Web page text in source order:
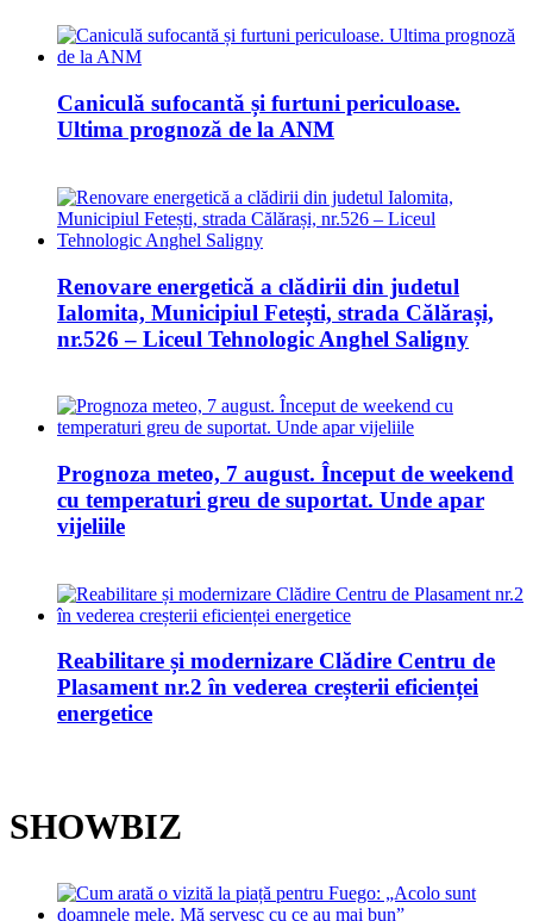
Caniculă sufocantă și furtuni periculoase.
Ultima prognoză de la ANM
Renovare energetică a clădirii din judetul
Ialomita, Municipiul Fetești, strada Călărași,
nr.526 – Liceul Tehnologic Anghel Saligny
Prognoza meteo, 7 august. Început de weekend
cu temperaturi greu de suportat. Unde apar
vijeliile
Reabilitare și modernizare Clădire Centru de
Plasament nr.2 în vederea creșterii eficienței
energetice
SHOWBIZ